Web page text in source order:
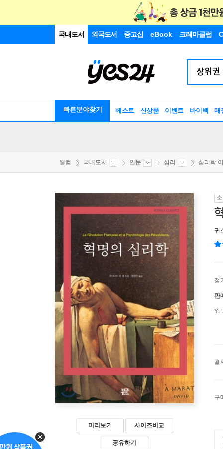
국내도서 외국도서 중고샵 eBook 크레마클럽
빠른분야찾기 베스트 신상품 이벤트 바이백 매
웰컴 국내도서 인문 심리 심리학
미리보기 사이즈비교
공유하기
귀
정
판
결
구